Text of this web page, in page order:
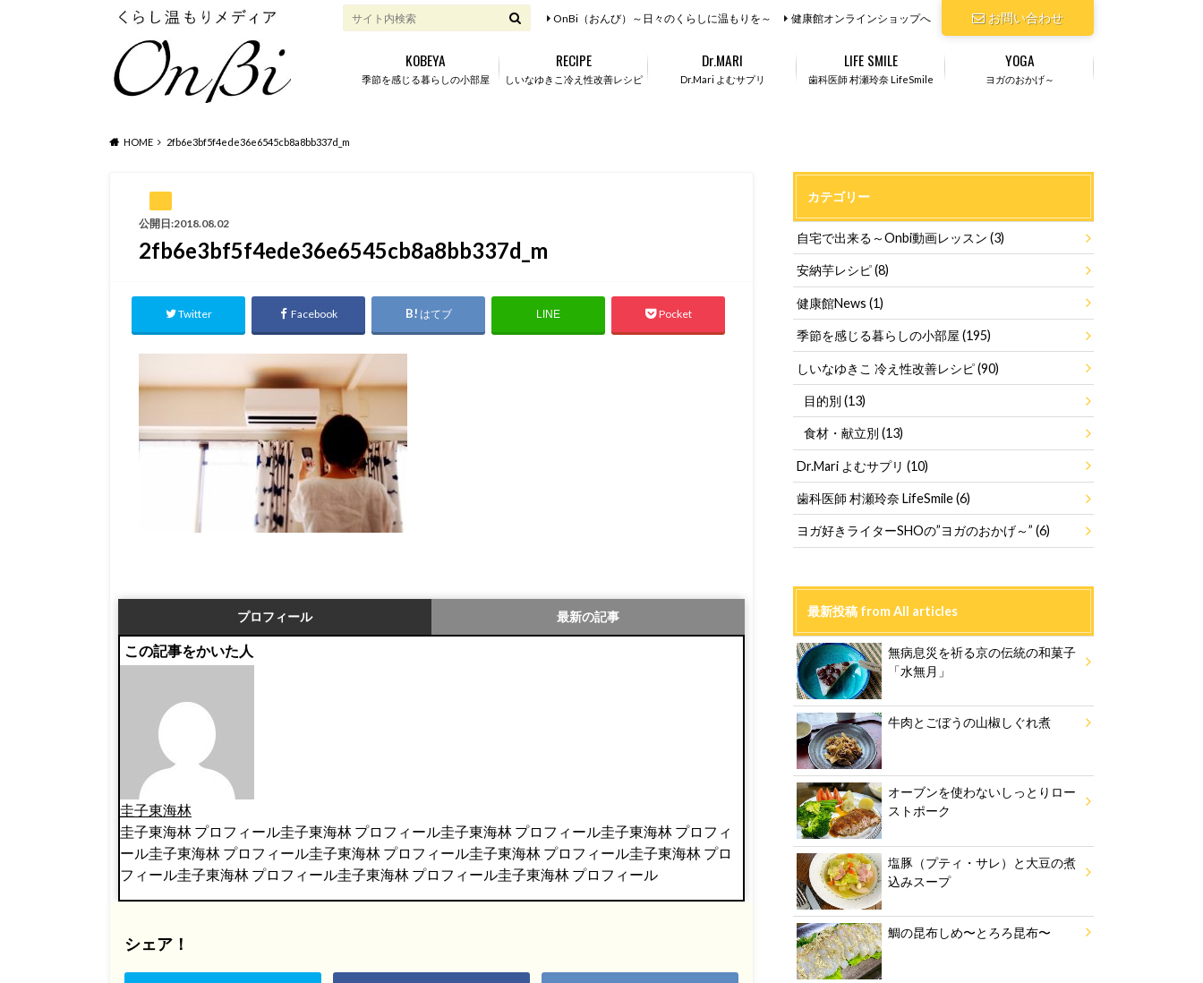
お問い合わせ
OnBi（おんび）～日々のくらしに温もりを～ 健康館オンラインショップへ
季節を感じる暮らしの小部屋
KOBEYA
しいなゆきこ冷え性改善レシピ
RECIPE
Dr.Mari よむサプリ
Dr.MARI
歯科医師 村瀬玲奈 LifeSmile
LIFE SMILE
ヨガのおかげ～
YOGA
HOME 2fb6e3bf5f4ede36e6545cb8a8bb337d_m
公開日:2018.08.02
2fb6e3bf5f4ede36e6545cb8a8bb337d_m
Twitter Facebook はてブ LINE Pocket
プロフィール 最新の記事
この記事をかいた人
圭子東海林
圭子東海林 プロフィール圭子東海林 プロフィール圭子東海林 プロフィール圭子東海林 プロフィ
ール圭子東海林 プロフィール圭子東海林 プロフィール圭子東海林 プロフィール圭子東海林 プロ
フィール圭子東海林 プロフィール圭子東海林 プロフィール圭子東海林 プロフィール
シェア！
カテゴリー
自宅で出来る～Onbi動画レッスン(3)
安納芋レシピ(8)
健康館News(1)
季節を感じる暮らしの小部屋(195)
しいなゆきこ 冷え性改善レシピ(90)
目的別 (13)
食材・献立別 (13)
Dr.Mari よむサプリ(10)
歯科医師 村瀬玲奈 LifeSmile(6)
ヨガ好きライターSHOの”ヨガのおかげ～”(6)
最新投稿 from All articles
無病息災を祈る京の伝統の和菓子
「水無月」
牛肉とごぼうの山椒しぐれ煮
オーブンを使わないしっとりロー
ストポーク
塩豚（プティ・サレ）と大豆の煮
込みスープ
鯛の昆布しめ〜とろろ昆布〜